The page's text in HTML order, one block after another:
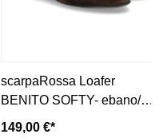
scarpaRossa Loafer
BENITO SOFTY- ebano/
dunkelbraun
149,00 €*